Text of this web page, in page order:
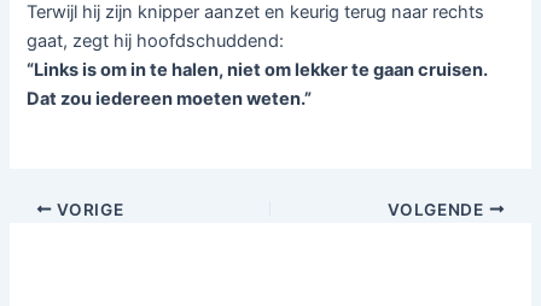
Terwijl hij zijn knipper aanzet en keurig terug naar rechts
gaat, zegt hij hoofdschuddend:
“Links is om in te halen, niet om lekker te gaan cruisen.
Dat zou iedereen moeten weten.”
VORIGE VOLGENDE